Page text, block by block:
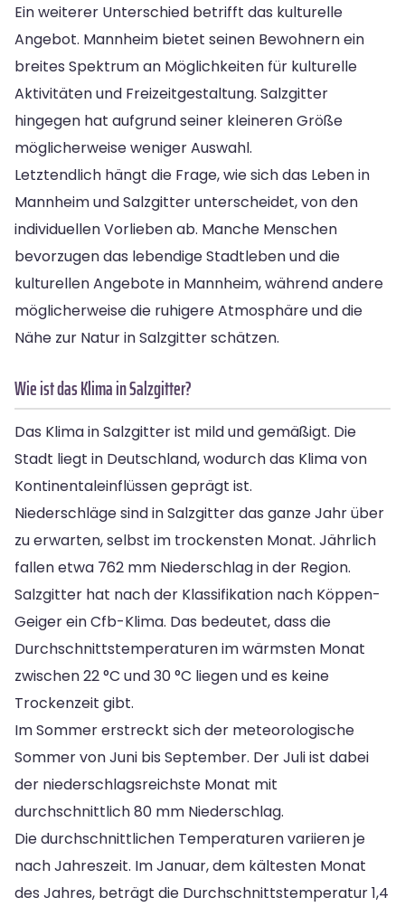
Ein weiterer Unterschied betrifft das kulturelle
Angebot. Mannheim bietet seinen Bewohnern ein
breites Spektrum an Möglichkeiten für kulturelle
Aktivitäten und Freizeitgestaltung. Salzgitter
hingegen hat aufgrund seiner kleineren Größe
möglicherweise weniger Auswahl.
Letztendlich hängt die Frage, wie sich das Leben in
Mannheim und Salzgitter unterscheidet, von den
individuellen Vorlieben ab. Manche Menschen
bevorzugen das lebendige Stadtleben und die
kulturellen Angebote in Mannheim, während andere
möglicherweise die ruhigere Atmosphäre und die
Nähe zur Natur in Salzgitter schätzen.
Wie ist das Klima in Salzgitter?
Das Klima in Salzgitter ist mild und gemäßigt. Die
Stadt liegt in Deutschland, wodurch das Klima von
Kontinentaleinflüssen geprägt ist.
Niederschläge sind in Salzgitter das ganze Jahr über
zu erwarten, selbst im trockensten Monat. Jährlich
fallen etwa 762 mm Niederschlag in der Region.
Salzgitter hat nach der Klassifikation nach Köppen-
Geiger ein Cfb-Klima. Das bedeutet, dass die
Durchschnittstemperaturen im wärmsten Monat
zwischen 22 °C und 30 °C liegen und es keine
Trockenzeit gibt.
Im Sommer erstreckt sich der meteorologische
Sommer von Juni bis September. Der Juli ist dabei
der niederschlagsreichste Monat mit
durchschnittlich 80 mm Niederschlag.
Die durchschnittlichen Temperaturen variieren je
nach Jahreszeit. Im Januar, dem kältesten Monat
des Jahres, beträgt die Durchschnittstemperatur 1,4